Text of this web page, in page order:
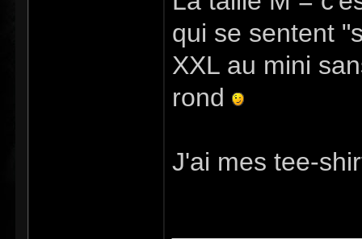
qui se sentent
XXL au mini
rond
J'ai mes tee-